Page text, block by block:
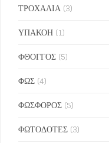
ΤΡΟΧΑΛΙΑ (3)
ΥΠΑΚΟΗ (1)
ΦΘΟΓΓΟΣ (5)
ΦΩΣ (4)
ΦΩΣΦΟΡΟΣ (5)
ΦΩΤΟΔΟΤΕΣ (3)